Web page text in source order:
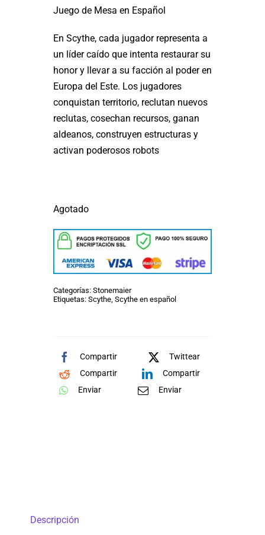
Juego de Mesa en Español
En Scythe, cada jugador representa a
un líder caído que intenta restaurar su
honor y llevar a su facción al poder en
Europa del Este. Los jugadores
conquistan territorio, reclutan nuevos
reclutas, cosechan recursos, ganan
aldeanos, construyen estructuras y
activan poderosos robots
Agotado
Categorías: Stonemaier
Etiquetas: Scythe Scythe en español
Compartir
Twittear
Compartir
Compartir
Enviar
Enviar
Descripción